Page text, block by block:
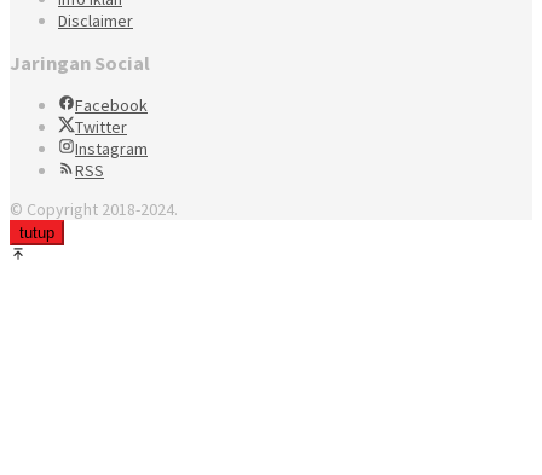
Disclaimer
Jaringan Social
Facebook
Twitter
Instagram
RSS
© Copyright 2018-2024.
tutup